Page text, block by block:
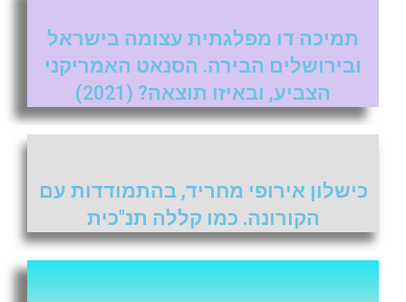
תמיכה דו מפלגתית עצומה בישראל
ובירושלים הבירה. הסנאט האמריקני
הצביע, ובאיזו תוצאה? (2021)
כישלון אירופי מחריד, בהתמודדות עם
הקורונה. כמו קללה תנ"כית